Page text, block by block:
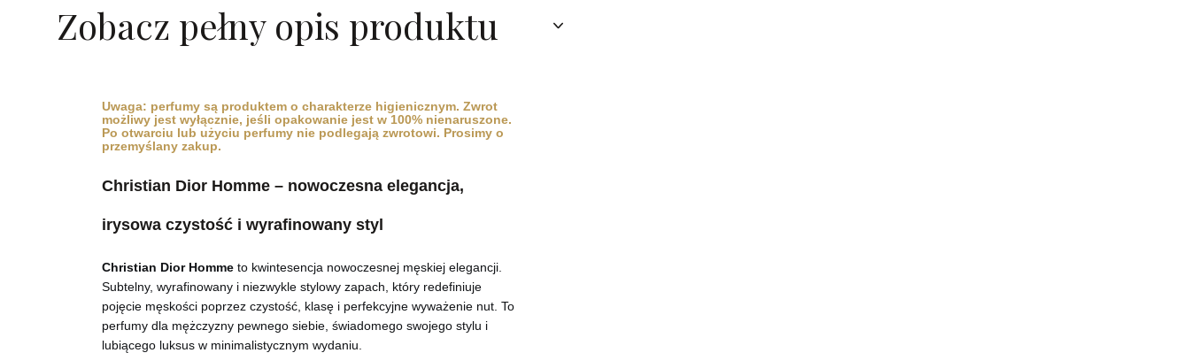
Zobacz pełny opis produktu
Uwaga: perfumy są produktem o charakterze higienicznym. Zwrot
możliwy jest wyłącznie, jeśli opakowanie jest w 100% nienaruszone.
Po otwarciu lub użyciu perfumy nie podlegają zwrotowi. Prosimy o
przemyślany zakup.
Christian Dior Homme – nowoczesna elegancja,
irysowa czystość i wyrafinowany styl
Christian Dior Hommeto kwintesencja nowoczesnej męskiej elegancji.
Subtelny, wyrafinowany i niezwykle stylowy zapach, który redefiniuje
pojęcie męskości poprzez czystość, klasę i perfekcyjne wyważenie nut. To
perfumy dla mężczyzny pewnego siebie, świadomego swojego stylu i
lubiącego luksus w minimalistycznym wydaniu.